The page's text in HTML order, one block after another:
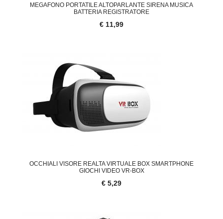
MEGAFONO PORTATILE ALTOPARLANTE SIRENA MUSICA
BATTERIA REGISTRATORE
€ 11,99
OCCHIALI VISORE REALTA VIRTUALE BOX SMARTPHONE
GIOCHI VIDEO VR-BOX
€ 5,29